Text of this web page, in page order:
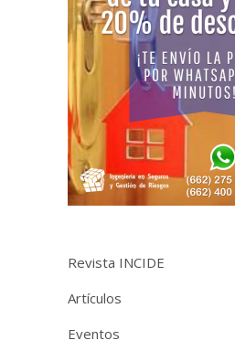
Revista INCIDE
Artículos
Eventos